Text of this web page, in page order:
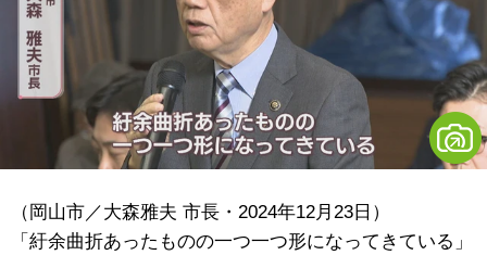
（岡山市／大森雅夫 市長・2024年12月23日）
「紆余曲折あったものの一つ一つ形になってきている」